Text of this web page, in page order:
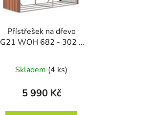
Přístřešek na dřevo
G21 WOH 682 - 302 x
Skladem (4 ks)
5 990 Kč